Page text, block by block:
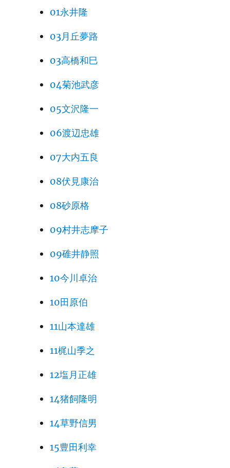
01永井隆
03月丘夢路
03高橋和巳
04菊池武彦
05文沢隆一
06渡辺忠雄
07大内五良
08伏見康治
08砂原格
09村井志摩子
09碓井静照
10今川卓治
10田原伯
11山本達雄
11梶山季之
12塩月正雄
14猪飼隆明
14草野信男
15豊田利幸